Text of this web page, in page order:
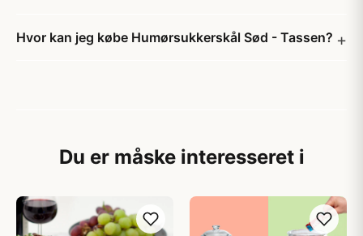
Hvor kan jeg købe Humørsukkerskål Sød - Tassen?
Du er måske interesseret i